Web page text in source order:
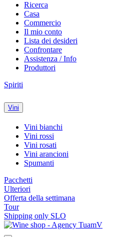
Ricerca
Casa
Commercio
Il mio conto
Lista dei desideri
Confrontare
Assistenza / Info
Produttori
Spiriti
Vini
Vini bianchi
Vini rossi
Vini rosati
Vini arancioni
Spumanti
Pacchetti
Ulteriori
Offerta della settimana
Tour
Shipping only SLO